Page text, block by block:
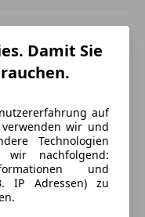
Damit Sie
auf
wir und
Technologien
wir nachfolgend:
und
IP Adressen) zu